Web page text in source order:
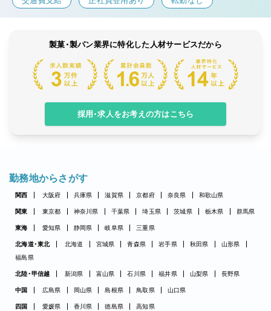
製菓・製パン業界に特化した人材サービスだから
採用・求人をお考えの方はこちら
勤務地からさがす
関西 大阪府 兵庫県 滋賀県 京都府 奈良県 和歌山県
関東 東京都 神奈川県 千葉県 埼玉県 茨城県 栃木県 群馬県
東海 愛知県 静岡県 岐阜県 三重県
北海道・東北 北海道 宮城県 青森県 岩手県 秋田県
山形県
福島県
北陸・甲信越 新潟県 富山県 石川県 福井県 山梨県 長野県
中国 広島県 岡山県 島根県 鳥取県 山口県
四国 愛媛県 香川県 徳島県 高知県